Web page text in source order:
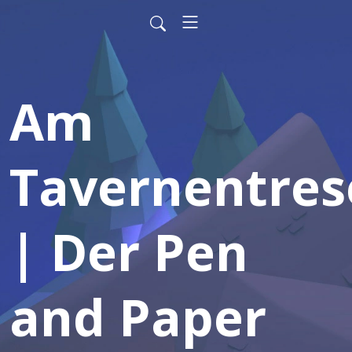
Am
| Der Pen
and Paper